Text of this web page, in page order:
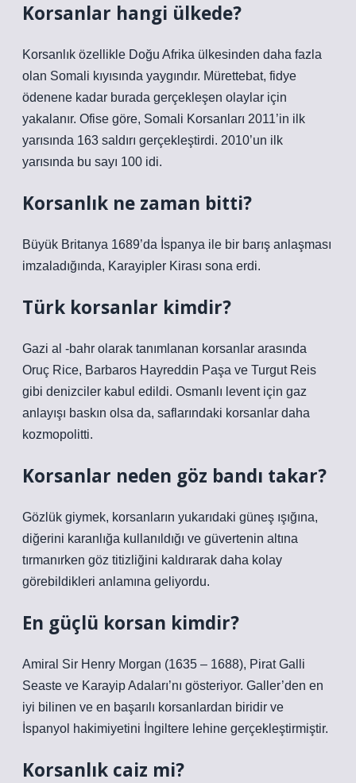
Korsanlar hangi ülkede?
Korsanlık özellikle Doğu Afrika ülkesinden daha fazla
olan Somali kıyısında yaygındır. Mürettebat, fidye
ödenene kadar burada gerçekleşen olaylar için
yakalanır. Ofise göre, Somali Korsanları 2011’in ilk
yarısında 163 saldırı gerçekleştirdi. 2010’un ilk
yarısında bu sayı 100 idi.
Korsanlık ne zaman bitti?
Büyük Britanya 1689’da İspanya ile bir barış anlaşması
imzaladığında, Karayipler Kirası sona erdi.
Türk korsanlar kimdir?
Gazi al -bahr olarak tanımlanan korsanlar arasında
Oruç Rice, Barbaros Hayreddin Paşa ve Turgut Reis
gibi denizciler kabul edildi. Osmanlı levent için gaz
anlayışı baskın olsa da, saflarındaki korsanlar daha
kozmopolitti.
Korsanlar neden göz bandı takar?
Gözlük giymek, korsanların yukarıdaki güneş ışığına,
diğerini karanlığa kullanıldığı ve güvertenin altına
tırmanırken göz titizliğini kaldırarak daha kolay
görebildikleri anlamına geliyordu.
En güçlü korsan kimdir?
Amiral Sir Henry Morgan (1635 – 1688), Pirat Galli
Seaste ve Karayip Adaları’nı gösteriyor. Galler’den en
iyi bilinen ve en başarılı korsanlardan biridir ve
İspanyol hakimiyetini İngiltere lehine gerçekleştirmiştir.
Korsanlık caiz mi?